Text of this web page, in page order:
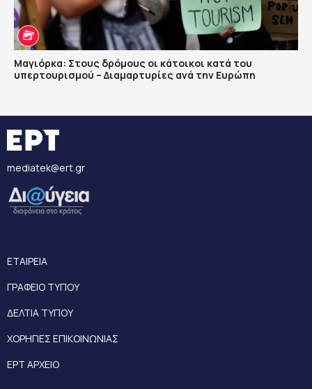
Μαγιόρκα: Στους δρόμους οι κάτοικοι κατά του
υπερτουρισμού – Διαμαρτυρίες ανά την Ευρώπη
mediatek@ert.gr
ΕΤΑΙΡΕΙΑ
ΓΡΑΦΕΙΟ ΤΥΠΟΥ
ΔΕΛΤΙΑ ΤΥΠΟΥ
ΧΟΡΗΓΙΕΣ ΕΠΙΚΟΙΝΩΝΙΑΣ
ΕΡΤ ΑΡΧΕΙΟ